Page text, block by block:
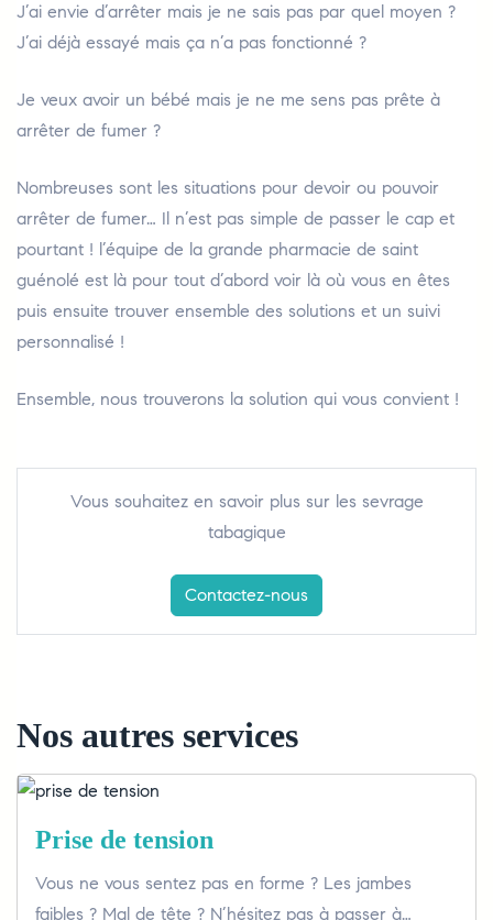
J’ai envie d’arrêter mais je ne sais pas par quel moyen ?
J’ai déjà essayé mais ça n’a pas fonctionné ?
Je veux avoir un bébé mais je ne me sens pas prête à
arrêter de fumer ?
Nombreuses sont les situations pour devoir ou pouvoir
arrêter de fumer… Il n’est pas simple de passer le cap et
pourtant ! l’équipe de la grande pharmacie de saint
guénolé est là pour tout d’abord voir là où vous en êtes
puis ensuite trouver ensemble des solutions et un suivi
personnalisé !
Ensemble, nous trouverons la solution qui vous convient !
Vous souhaitez en savoir plus sur les sevrage
tabagique
Contactez-nous
Nos autres services
Prise de tension
Vous ne vous sentez pas en forme ? Les jambes
faibles ? Mal de tête ? N’hésitez pas à passer à…